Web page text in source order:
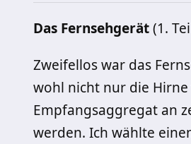
Das Fernsehgerät(1.
Zweifellos war das
wohl nicht nur die
Empfangsaggregat an
werden. Ich wählte